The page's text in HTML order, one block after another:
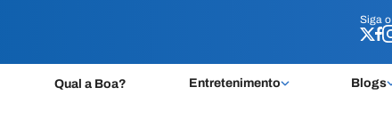
Siga o
Qual a Boa? Entretenimento Blogs
Siga o